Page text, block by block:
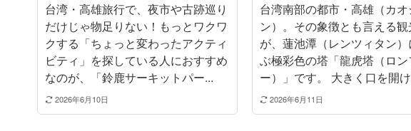
台湾・高雄旅行で、夜市や古跡巡り
だけじゃ物足りない！もっとワクワ
クする「ちょっと変わったアクティ
ビティ」を探している人におすすめ
なのが、「鈴鹿サーキットパー...
2026年6月10日
台湾南部の都市・高雄（カオ
ン）。その象徴とも言える
が、蓮池潭（レンツィタン
ぶ極彩色の塔「龍虎塔（ロン
ー）」です。 大きく口を開
2026年6月11日